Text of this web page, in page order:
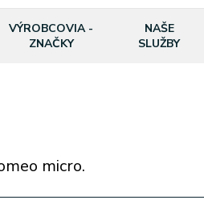
VÝROBCOVIA -
ZNAČKY
NAŠE
SLUŽBY
micro.